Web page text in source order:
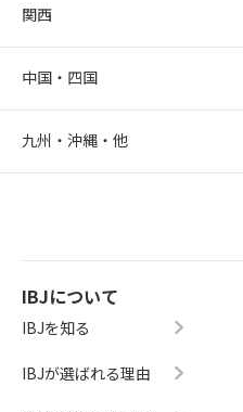
関西
中国・四国
九州・沖縄・他
IBJについて
IBJを知る
IBJが選ばれる理由